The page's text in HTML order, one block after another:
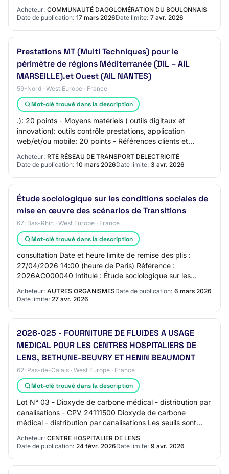
ci-dessous avec leur pondératio…
Acheteur: COMMUNAUTÉ DAGGLOMÉRATION DU BOULONNAIS
Date de publication: 17 mars 2026Date limite: 7 avr. 2026
Prestations MT (Multi Techniques) pour le
périmètre de régions Méditerranée (DIL – AIL
MARSEILLE).et Ouest (AIL NANTES)
59-Nord · West Europe · France
Mot-clé trouvé dans la description
.): 20 points - Moyens matériels ( outils digitaux et
innovation): outils contrôle prestations, application
web/et/ou mobile: 20 points - Références clients et
avantages concurrentiels : 20 points -…
Acheteur: RTE RÉSEAU DE TRANSPORT DELECTRICITÉ
Date de publication: 10 mars 2026Date limite: 3 avr. 2026
Étude sociologique sur les conditions sociales de
mise en œuvre des scénarios de Transitions
67-Bas-Rhin · West Europe · France
Mot-clé trouvé dans la description
consultation Date et heure limite de remise des plis :
27/04/2026 14:00 (heure de Paris) Référence :
2026AC000040 Intitulé : Étude sociologique sur les
Acheteur: AUTRES ORGANISMESDate de publication: 6 mars 2026
Date limite: 27 avr. 2026
2026-025 - FOURNITURE DE FLUIDES A USAGE
MEDICAL POUR LES CENTRES HOSPITALIERS DE
LENS, BETHUNE-BEUVRY ET HENIN BEAUMONT
62-Pas-de-Calais · West Europe · France
Mot-clé trouvé dans la description
Lot N° 03 - Dioxyde de carbone médical - distribution par
canalisations - CPV 24111500 Dioxyde de carbone
médical - distribution par canalisations Les seuils sont
Acheteur: CENTRE HOSPITALIER DE LENS
Date de publication: 24 févr. 2026Date limite: 9 avr. 2026